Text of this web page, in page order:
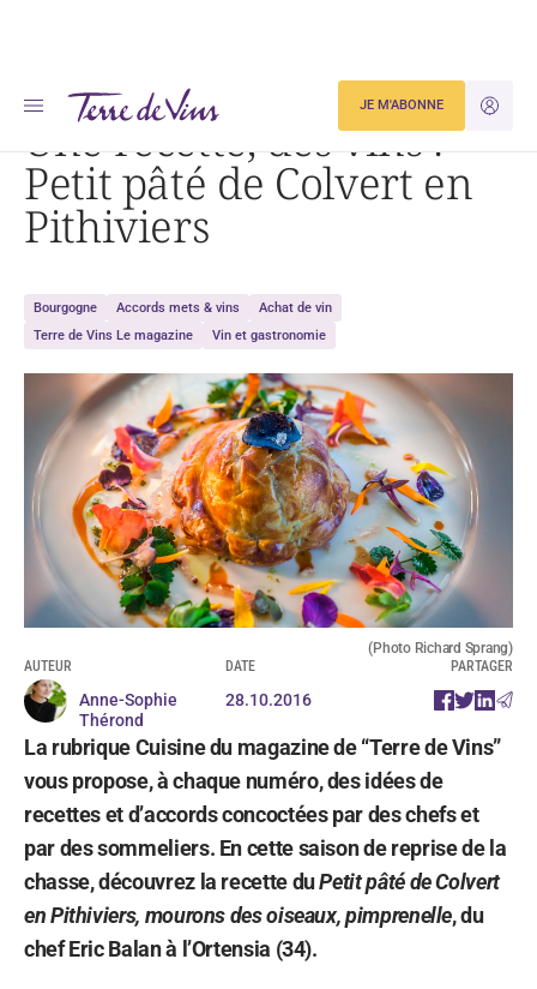
JE
JE M'ABONNE
Accueil Dégustation Une recette, des vins : Petit pâté de Colvert en Pithiviers
Une recette, des vins :
Petit pâté de Colvert en
Pithiviers
Bourgogne Accords mets & vins
Achat de vin
Terre de Vins Le magazine
Vin et gastronomie
(Photo Richard Sprang)
AUTEUR
Anne-Sophie
Thérond
DATE
28.10.2016
PARTAGER
La rubrique Cuisine du magazine de “Terre de Vins”
vous propose, à chaque numéro, des idées de
recettes et d’accords concoctées par des chefs et
par des sommeliers. En cette saison de reprise de la
chasse, découvrez la recette duPetit pâté de Colvert
en Pithiviers, mourons des oiseaux, pimprenelle, du
chef Eric Balan à l’Ortensia (34).